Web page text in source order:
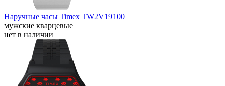
Наручные часы Timex TW2V19100
мужские кварцевые
нет в наличии